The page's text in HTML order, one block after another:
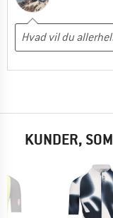
KUNDER,